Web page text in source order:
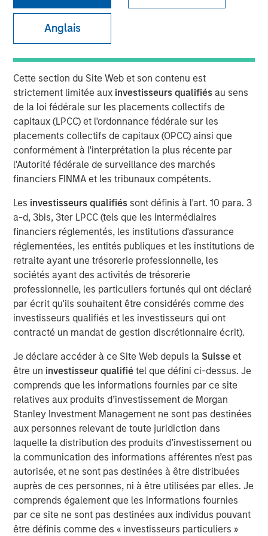
Anglais
Cette section du Site Web et son contenu est
strictement limitée aux investisseurs qualifiésau sens
de la loi fédérale sur les placements collectifs de
capitaux (LPCC) et l'ordonnance fédérale sur les
placements collectifs de capitaux (OPCC) ainsi que
conformément à l'interprétation la plus récente par
l'Autorité fédérale de surveillance des marchés
financiers FINMA et les tribunaux compétents.
Les investisseurs qualifiés sont définis à l'art. 10 para. 3
a-d, 3bis, 3ter LPCC (tels que les intermédiaires
financiers réglementés, les institutions d'assurance
réglementées, les entités publiques et les institutions de
retraite ayant une trésorerie professionnelle, les
sociétés ayant des activités de trésorerie
professionnelle, les particuliers fortunés qui ont déclaré
par écrit qu'ils souhaitent être considérés comme des
investisseurs qualifiés et les investisseurs qui ont
contracté un mandat de gestion discrétionnaire écrit).
Je déclare accéder à ce Site Web depuis la Suisse et
être un investisseur qualifiétel que défini ci-dessus. Je
comprends que les informations fournies par ce site
relatives aux produits d’investissement de Morgan
Stanley Investment Management ne sont pas destinées
aux personnes relevant de toute juridiction dans
laquelle la distribution des produits d’investissement ou
la communication des informations afférentes n’est pas
autorisée, et ne sont pas destinées à être distribuées
auprès de ces personnes, ni à être utilisées par elles. Je
comprends également que les informations fournies
par ce site ne sont pas destinées aux individus pouvant
être définis comme des « investisseurs particuliers »
BUFFALO GROVE, IL— Feb 5, 2018
Fisher Container, a leading provider of custom flexible
packaging for food and healthcare packaging, today
announced the addition of Dan Donofrio to its executive
team as Chief Operations Officer.
Mr. Donofrio brings over 25 years of operations
leadership experience in a variety of packaging related
businesses including Solo Cup Company, Pregis and most
Services. Throughout his career he has driven value in
operations, engineering, quality assurance and graphic
services roles, in both domestic and international
markets. Dan has excelled in delivering operational
excellence and continuous improvement at each of his
assignments. Mr. Donofrio graduated from Illinois State
University with a BS in plastics technology and holds an
MBA from Lake Forest Graduate School of Management.
“We’re excited to have Dan join our team at Fisher
execute our strategic plan of organic and acquisition
growth, Dan will bring unique skill in driving operational
excellence and providing our customers state of the art
packaging products with exceptional quality and service.”
“We are very excited to bring together two strong
organizations, each with a long history of providing high
quality products. PPC enhances Fisher’s position in the
food market with its unique set of capabilities that has
translated into a favorable position with blue chip and
innovative food manufacturers. We would also like to
thank Bill Mackin and the entire PPC team for their
partnership and commend PPC on its many